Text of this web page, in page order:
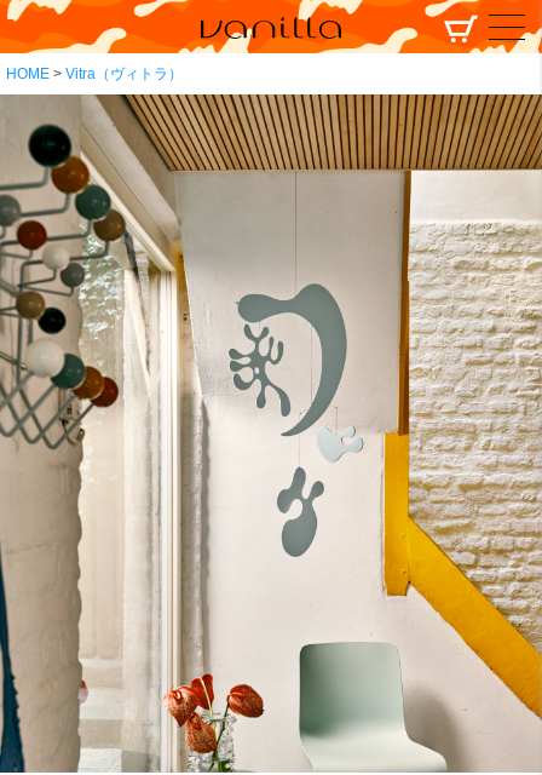
HOME Vitra（ヴィトラ）